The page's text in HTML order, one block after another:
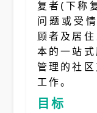
复者(下称
问题或受
顾者及居
本的一站
管理的社
工作。
目标